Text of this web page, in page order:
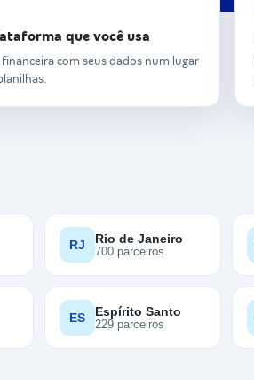
que você usa
com seus dados num lugar
RJ Rio de Janeiro
700 parceiros
ES Espírito Santo
229 parceiros